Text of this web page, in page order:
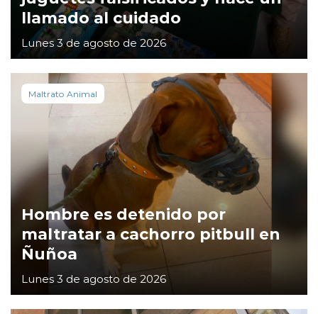
llamado al cuidado
Lunes 3 de agosto de 2026
Maltrato Animal
Hombre es detenido por
maltratar a cachorro pitbull en
Ñuñoa
Lunes 3 de agosto de 2026